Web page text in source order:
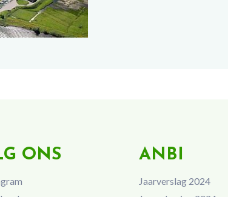
ONS ANBI
Jaarverslag 2024